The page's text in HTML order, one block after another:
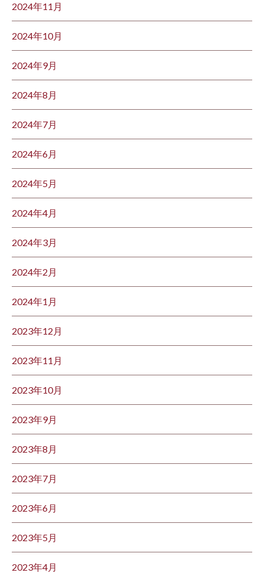
2024年11月
2024年10月
2024年9月
2024年8月
2024年7月
2024年6月
2024年5月
2024年4月
2024年3月
2024年2月
2024年1月
2023年12月
2023年11月
2023年10月
2023年9月
2023年8月
2023年7月
2023年6月
2023年5月
2023年4月